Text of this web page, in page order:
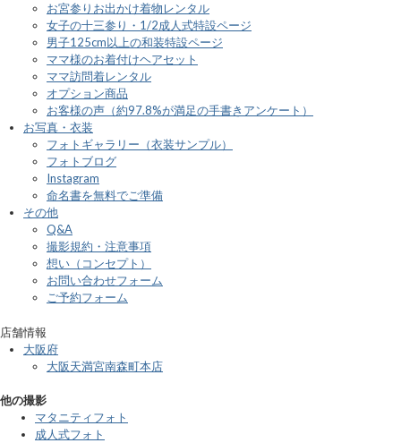
お宮参りお出かけ着物レンタル
女子の十三参り・1/2成人式特設ページ
男子125cm以上の和装特設ページ
ママ様のお着付けヘアセット
ママ訪問着レンタル
オプション商品
お客様の声（約97.8%が満足の手書きアンケート）
お写真・衣装
フォトギャラリー（衣装サンプル）
フォトブログ
Instagram
命名書を無料でご準備
その他
Q&A
撮影規約・注意事項
想い（コンセプト）
お問い合わせフォーム
ご予約フォーム
店舗情報
大阪府
大阪天満宮南森町本店
他の撮影
マタニティフォト
成人式フォト